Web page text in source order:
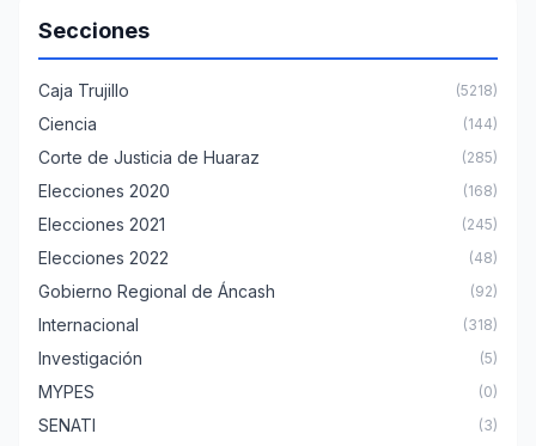
Secciones
Caja Trujillo (5218)
Ciencia (144)
Corte de Justicia de Huaraz (285)
Elecciones 2020 (168)
Elecciones 2021 (245)
Elecciones 2022 (48)
Gobierno Regional de Áncash (92)
Internacional (318)
Investigación (5)
MYPES (0)
SENATI (3)